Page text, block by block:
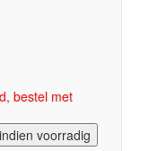
bestel met
voorradig